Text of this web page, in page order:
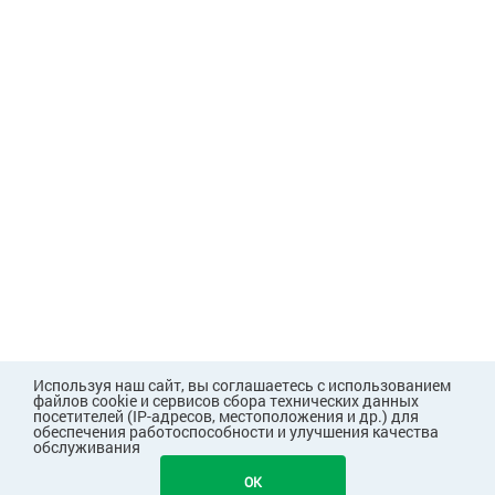
В КОРЗИНУ 119
Используя наш сайт, вы соглашаетесь с использованием
файлов cookie и сервисов сбора технических данных
посетителей (IP-адресов, местоположения и др.) для
обеспечения работоспособности и улучшения качества
обслуживания
OK